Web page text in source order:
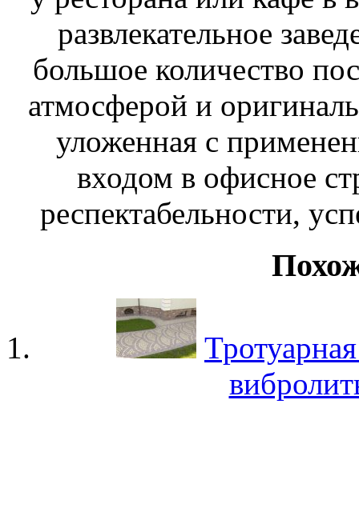
развлекательное
большое количество
атмосферой и
уложенная с
входом в офисное
респектабельности,